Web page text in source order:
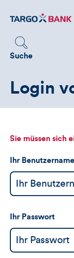
zum
Suche
Login
Sie müssen sich
Ihr
Ihr Passwort